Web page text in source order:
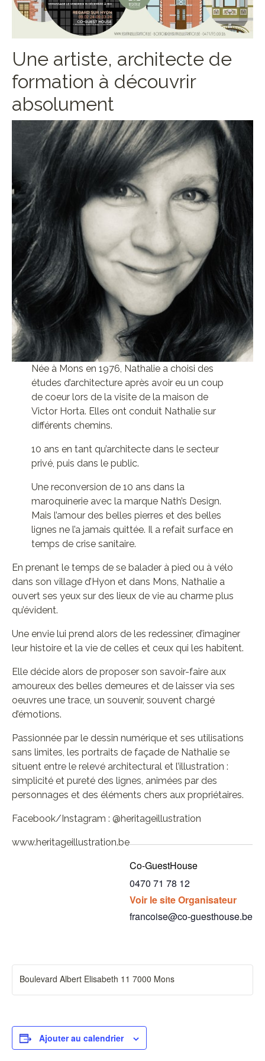
Une artiste, architecte de
formation à découvrir
absolument
Née à Mons en 1976, Nathalie a choisi des
études d’architecture après avoir eu un coup
de coeur lors de la visite de la maison de
Victor Horta. Elles ont conduit Nathalie sur
différents chemins.
10 ans en tant qu’architecte dans le secteur
privé, puis dans le public.
Une reconversion de 10 ans dans la
maroquinerie avec la marque Nath’s Design.
Mais l’amour des belles pierres et des belles
lignes ne l’a jamais quittée. Il a refait surface en
temps de crise sanitaire.
En prenant le temps de se balader à pied ou à vélo
dans son village d’Hyon et dans Mons, Nathalie a
ouvert ses yeux sur des lieux de vie au charme plus
qu’évident.
Une envie lui prend alors de les redessiner, d’imaginer
leur histoire et la vie de celles et ceux qui les habitent.
Elle décide alors de proposer son savoir-faire aux
amoureux des belles demeures et de laisser via ses
oeuvres une trace, un souvenir, souvent chargé
d’émotions.
Passionnée par le dessin numérique et ses utilisations
sans limites, les portraits de façade de Nathalie se
situent entre le relevé architectural et l’illustration :
simplicité et pureté des lignes, animées par des
personnages et des éléments chers aux propriétaires.
Facebook/Instagram : @heritageillustration
www.heritageillustration.be
Co-GuestHouse
0470 71 78 12
Voir le site Organisateur
francoise@co-guesthouse.be
Boulevard Albert Elisabeth 11 7000 Mons
Ajouter au calendrier